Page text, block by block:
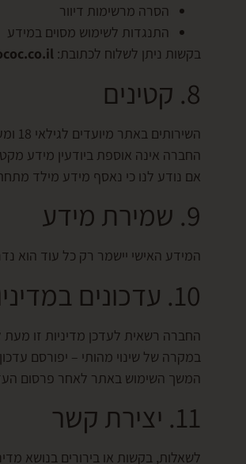
הסרה מרשימות דיוור
התנגדות לשימוש מסוים במידע
בקשות ניתן לשלוח לכתובת:
8. קטינים
השירותים באתר מיועדים לגילאי 18 ומעלה.
החברה אינה אוספת ביודעין מידע
אם נודע לנו כי נאסף מידע מילד מתחת לגיל 18 ללא הסכמת הורה או אפוטרופוס –
9. שמירת מידע
המידע האישי יישמר רק כל עוד הוא
10. עדכונים במדיניות הפרטיות
החברה רשאית לעדכן מדיניות זו
במקרה של שינוי מהותי – יפורסם
המשך השימוש באתר לאחר פרסום
11. יצירת קשר
לשאלות, בקשות או בירורים בנושא